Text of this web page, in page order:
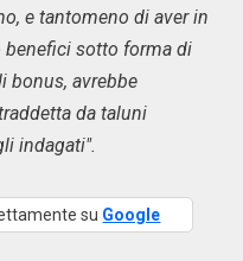
e tantomeno di aver in
benefici sotto forma di
bonus, avrebbe
da taluni
indagati".
su Google